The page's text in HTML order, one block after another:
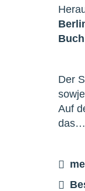
Buch
Der
Auf
das…